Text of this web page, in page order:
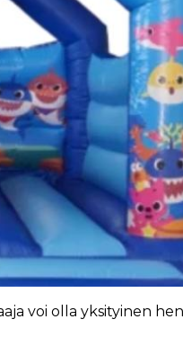
voi olla yksityinen